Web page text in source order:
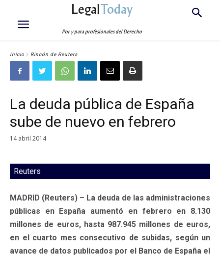
LegalToday
Por y para profesionales del Derecho
Inicio Rincón de Reuters
La deuda pública de España
sube de nuevo en febrero
14 abril 2014
Reuters
MADRID (Reuters) – La deuda de las administraciones
públicas en España aumentó en febrero en 8.130
millones de euros, hasta 987.945 millones de euros,
en el cuarto mes consecutivo de subidas, según un
avance de datos publicados por el Banco de España el